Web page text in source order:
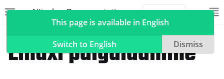
Nitrokey Documentation
Linuxi paigaldamine
This page is available in English
Switch to English
Dismiss